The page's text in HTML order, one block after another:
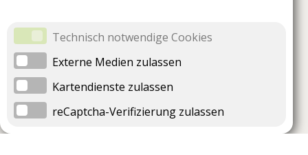
Technisch notwendige Cookies
Externe Medien zulassen
Kartendienste zulassen
reCaptcha-Verifizierung zulassen